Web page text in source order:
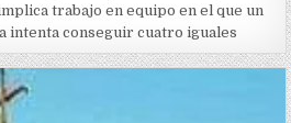
trabajo en equipo en el que un
intenta conseguir cuatro iguales